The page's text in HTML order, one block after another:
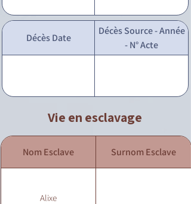
Décès Date
Décès Source - Année
- N° Acte
Vie en esclavage
Nom Esclave Surnom Esclave
Alixe